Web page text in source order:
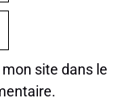
site dans le